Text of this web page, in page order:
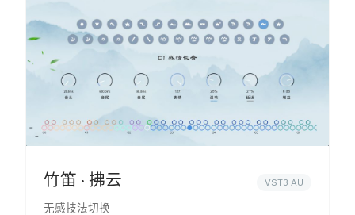
竹笛 · 拂云 VST3 AU
无感技法切换